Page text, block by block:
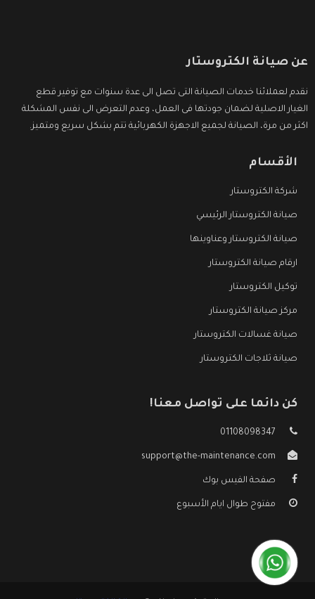
عن صيانة الكتروستار
نقدم لعملائنا خدمات الصيانة التى تصل الى عدة سنوات مع توفير قطع
الغيار الاصلية لضمان جودتها فى العمل، وعدم التعرض الى نفس المشكلة
اكثر من مرة، الصيانة لجميع الاجهزة الكهربائية تتم بشكل سريع ومتميز.
الأقسام
شركة الكتروستار
صيانة الكتروستار الرئيسي
صيانة الكتروستار وعناوينها
ارقام صيانة الكتروستار
توكيل الكتروستار
مركز صيانة الكتروستار
صيانة غسالات الكتروستار
صيانة ثلاجات الكتروستار
كن دائما على تواصل معنا!
01108098347
support@the-maintenance.com
صفحة الفيس بوك
مفتوح طوال ايام الأسبوع